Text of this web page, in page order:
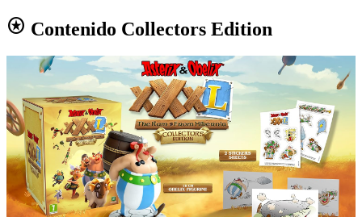
stars Contenido Collectors Edition